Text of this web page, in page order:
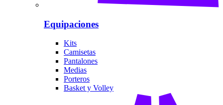
Equipaciones
Kits
Camisetas
Pantalones
Medias
Porteros
Basket y Volley